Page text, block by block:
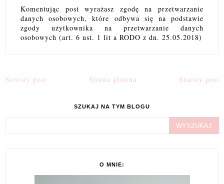
Komentując post wyrażasz zgodę na przetwarzanie
danych osobowych, które odbywa się na podstawie
zgody użytkownika na przetwarzanie danych
osobowych (art. 6 ust. 1 lit a RODO z dn. 25.05.2018)
Nowszy post Starszy post
Strona główna
SZUKAJ NA TYM BLOGU
O MNIE: